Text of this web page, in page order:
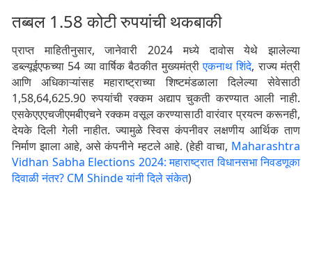
तब्बल 1.58 कोटी रुपयांची थकबाकी
प्राप्त माहितीनुसार, जानेवारी 2024 मध्ये दावोस येथे झालेल्या
डब्ल्यूईएफच्या 54 व्या वार्षिक बैठकीत मुख्यमंत्रीएकनाथ शिंदे, राज्य मंत्री
आणि अधिकाऱ्यांसह महाराष्ट्राच्या शिष्टमंडळाला दिलेल्या सेवेसाठी
1,58,64,625.90 रुपयांची रक्कम अद्याप चुकती करण्यात आली नाही.
एसकेएएएचजीएमबीएचने रक्कम वसूल करण्यासाठी वारंवार प्रयत्न करूनही,
देयके दिली गेली नाहीत. ज्यामुळे स्विस कंपनीवर लक्षणीय आर्थिक ताण
निर्माण झाला आहे, असे कंपनीने म्हटले आहे. (हेही वाचा, Maharashtra
Vidhan Sabha Elections 2024: महाराष्ट्रात विधानसभा निवडणूका
दिवाळी नंतर? CM Shinde यांनी दिले संकेत)